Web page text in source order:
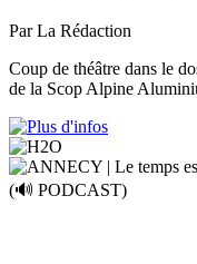
Par La Rédaction
Coup de théâtre dans le
de la Scop Alpine